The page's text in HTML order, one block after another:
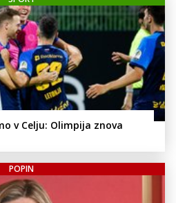
v Celju: Olimpija znova
POPIN